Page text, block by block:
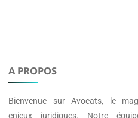
A PROPOS
Bienvenue surAvocats, le
enjeux juridiques. Notre